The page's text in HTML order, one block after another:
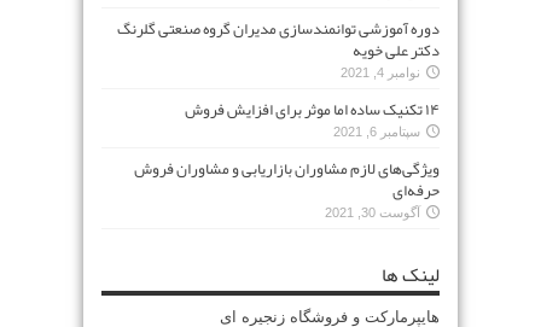
دوره آموزشی توانمندسازی مدیران گروه صنعتی گلرنگ
دکتر علی خویه
نوامبر 4, 2021
۱۴ تکنیک ساده اما موثر برای افزایش فروش
سپتامبر 6, 2021
ویژگی‌های لازم مشاوران بازاریابی و مشاوران فروش
حرفه‌ای
آگوست 30, 2021
لینک ها
هایپرمارکت و فروشگاه زنجیره ای